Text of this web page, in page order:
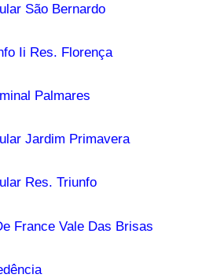
São Bernardo
Ii Res. Florença
Palmares
Jardim Primavera
Res. Triunfo
France Vale Das Brisas